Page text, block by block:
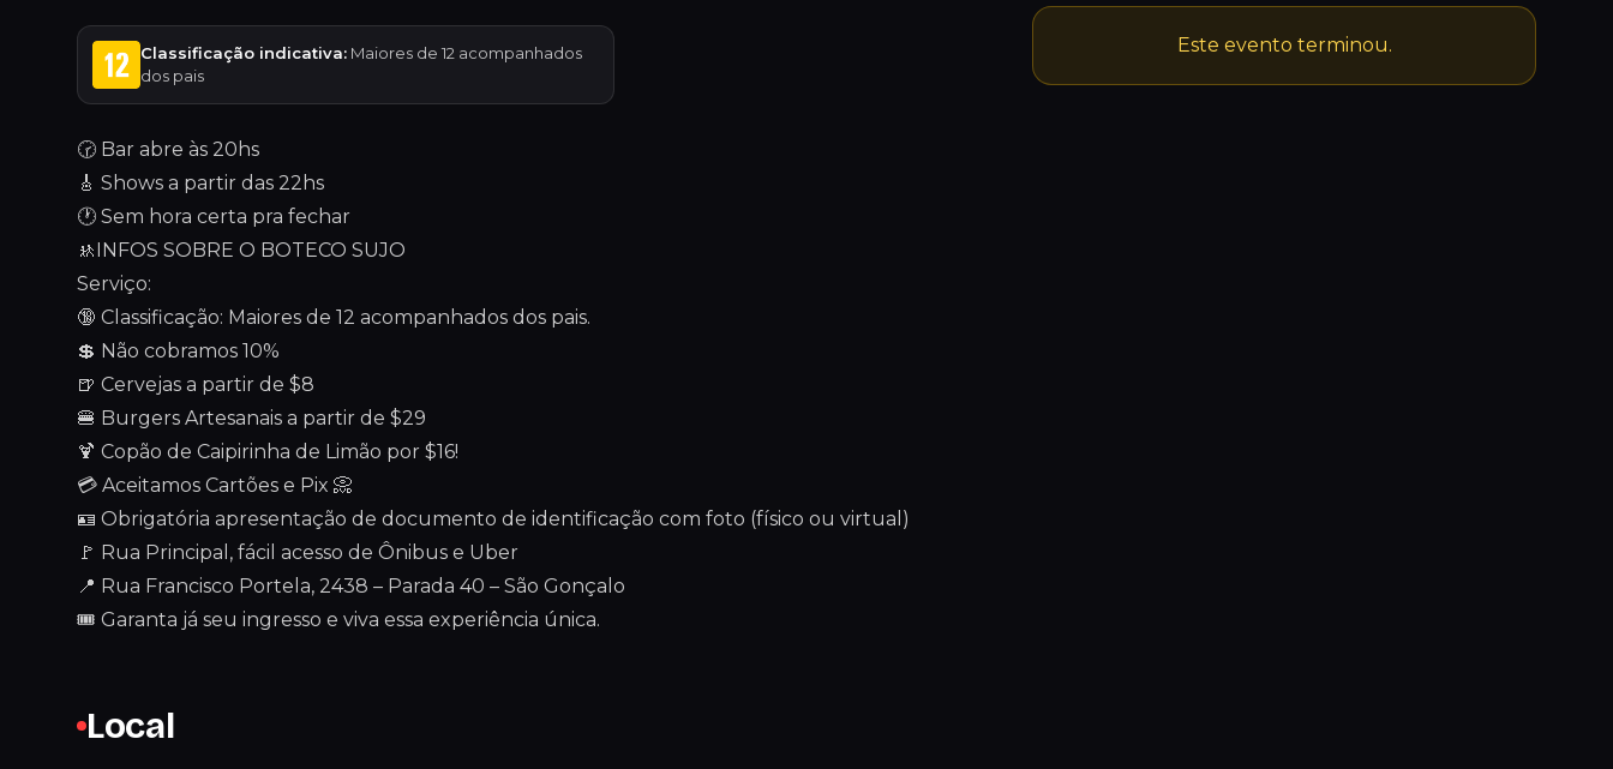
Classificação indicativa: Maiores de 12 acompanhados
dos pais
🕝 Bar abre às 20hs
🎸 Shows a partir das 22hs
🕐 Sem hora certa pra fechar
🚸INFOS SOBRE O BOTECO SUJO
Serviço:
🔞 Classificação: Maiores de 12 acompanhados dos pais.
💲 Não cobramos 10%
🍺 Cervejas a partir de $8
🍔 Burgers Artesanais a partir de $29
🍹 Copão de Caipirinha de Limão por $16!
💳 Aceitamos Cartões e Pix 📀
🪪 Obrigatória apresentação de documento de identificação com foto (físico ou virtual)
🚩 Rua Principal, fácil acesso de Ônibus e Uber
📍 Rua Francisco Portela, 2438 – Parada 40 – São Gonçalo
🎟 Garanta já seu ingresso e viva essa experiência única.
Local
Este evento terminou.